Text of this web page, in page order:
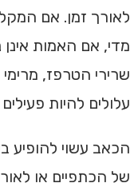
לאורך זמן. אם
מדי, אם האמות
שרירי הטרפז,
עלולים להיות
הכאב עשוי להופיע
של הכתפיים או